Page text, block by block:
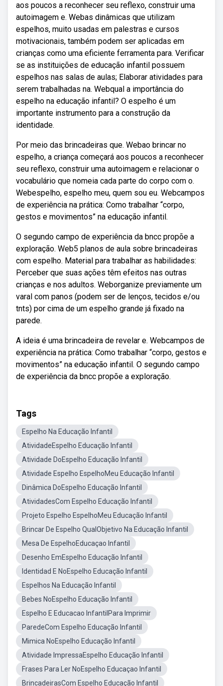
aos poucos a reconhecer seu reflexo, construir uma
autoimagem e. Webas dinâmicas que utilizam
espelhos, muito usadas em palestras e cursos
motivacionais, também podem ser aplicadas em
crianças como uma eficiente ferramenta para. Verificar
se as instituições de educação infantil possuem
espelhos nas salas de aulas; Elaborar atividades para
serem trabalhadas na. Webqual a importância do
espelho na educação infantil? O espelho é um
importante instrumento para a construção da
identidade.
Por meio das brincadeiras que. Webao brincar no
espelho, a criança começará aos poucos a reconhecer
seu reflexo, construir uma autoimagem e relacionar o
vocabulário que nomeia cada parte do corpo com o.
Webespelho, espelho meu, quem sou eu. Webcampos
de experiência na prática: Como trabalhar “corpo,
gestos e movimentos” na educação infantil.
O segundo campo de experiência da bncc propõe a
exploração. Web5 planos de aula sobre brincadeiras
com espelho. Material para trabalhar as habilidades:
Perceber que suas ações têm efeitos nas outras
crianças e nos adultos. Weborganize previamente um
varal com panos (podem ser de lenços, tecidos e/ou
tnts) por cima de um espelho grande já fixado na
parede.
A ideia é uma brincadeira de revelar e. Webcampos de
experiência na prática: Como trabalhar “corpo, gestos e
movimentos” na educação infantil. O segundo campo
de experiência da bncc propõe a exploração.
Tags
Espelho Na Educação Infantil
AtividadeEspelho Educação Infantil
Atividade DoEspelho Educação Infantil
Atividade Espelho EspelhoMeu Educação Infantil
Dinâmica DoEspelho Educação Infantil
AtividadesCom Espelho Educação Infantil
Projeto Espelho EspelhoMeu Educação Infantil
Brincar De Espelho QualObjetivo Na Educação Infantil
Mesa De EspelhoEducaçao Infantil
Desenho EmEspelho Educação Infantil
Identidad E NoEspelho Educação Infantil
Espelhos Na Educação Infantil
Bebes NoEspelho Educação Infantil
Espelho E Educacao InfantilPara Imprimir
ParedeCom Espelho Educação Infantil
Mimica NoEspelho Educação Infantil
Atividade ImpressaEspelho Educação Infantil
Frases Para Ler NoEspelho Educaçao Infantil
BrincadeirasCom Espelho Educação Infantil